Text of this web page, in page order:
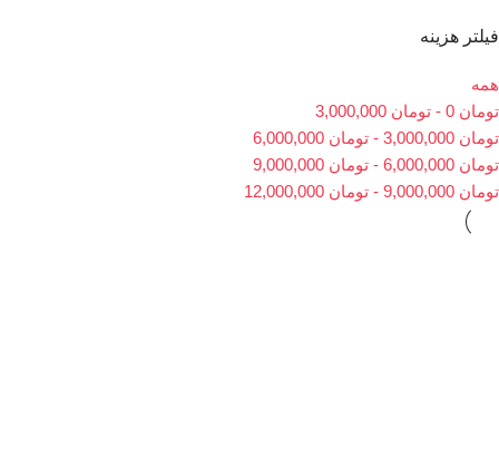
فیلتر هزینه
همه
تومان
- تومان
تومان
- تومان
تومان
- تومان
تومان
- تومان